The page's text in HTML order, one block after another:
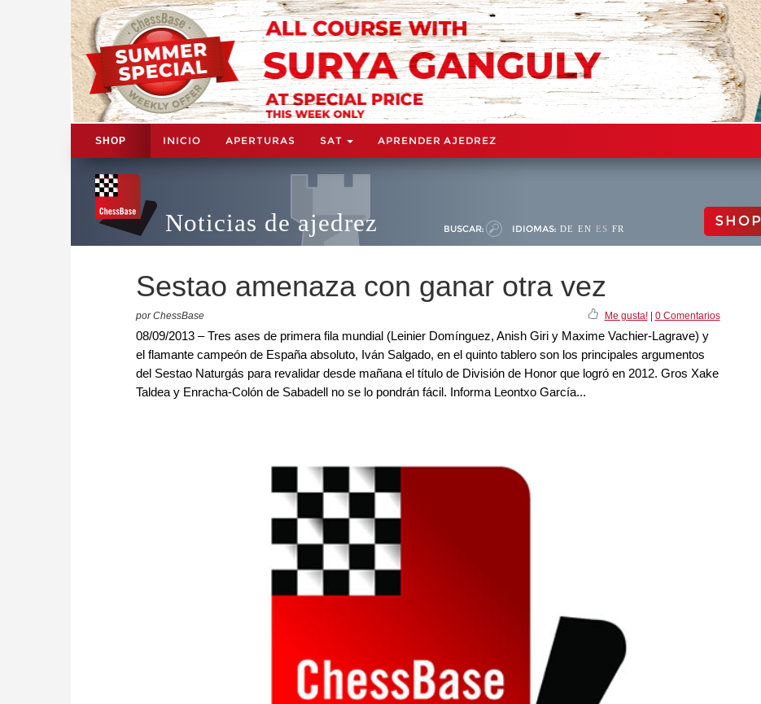
SHOP INICIO APERTURAS SAT APRENDER AJEDREZ
Noticias de ajedrez BUSCAR: IDIOMAS: DE EN ES FR SHOP
Sestao amenaza con ganar otra vez
por ChessBase Me gusta!| 0 Comentarios
08/09/2013 – Tres ases de primera fila mundial (Leinier Domínguez, Anish Giri y Maxime Vachier-Lagrave) y
el flamante campeón de España absoluto, Iván Salgado, en el quinto tablero son los principales argumentos
del Sestao Naturgás para revalidar desde mañana el título de División de Honor que logró en 2012. Gros Xake
Taldea y Enracha-Colón de Sabadell no se lo pondrán fácil. Informa Leontxo García...